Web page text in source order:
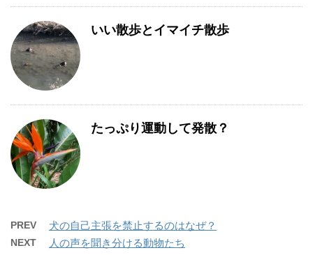
いい散歩とイマイチ散歩
たっぷり運動して発散？
PREV 犬の自己主張を禁止するのはなぜ？
NEXT 人の声を聞き分ける動物たち